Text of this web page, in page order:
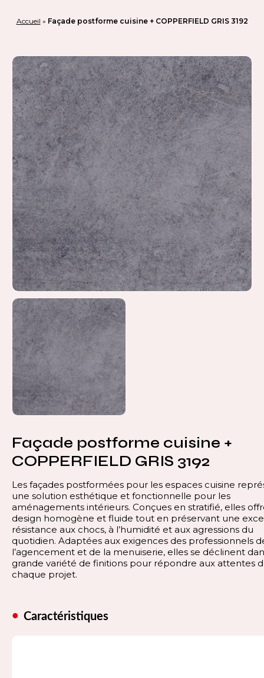
Accueil » Façade postforme cuisine + COPPERFIELD GRIS 3192
Façade postforme cuisine +
COPPERFIELD GRIS 3192
Les façades postformées pour les espaces cuisine
une solution esthétique et fonctionnelle pour les
aménagements intérieurs. Conçues en stratifié, elles
design homogène et fluide tout en préservant une
résistance aux chocs, à l’humidité et aux agressions du
quotidien. Adaptées aux exigences des professionnels
l’agencement et de la menuiserie, elles se déclinent
grande variété de finitions pour répondre aux attentes
chaque projet.
Caractéristiques